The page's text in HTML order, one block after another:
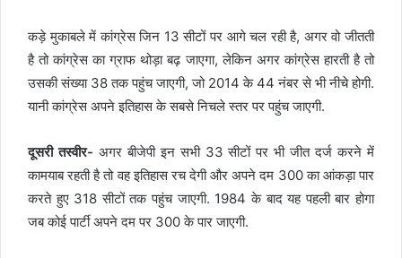
कड़े मुकाबले में कांग्रेस जिन 13 सीटों पर आगे चल रही है, अगर वो जीतती
है तो कांग्रेस का ग्राफ थोड़ा बढ़ जाएगा, लेकिन अगर कांग्रेस हारती है तो
उसकी संख्या 38 तक पहुंच जाएगी, जो 2014 के 44 नंबर से भी नीचे होगी.
यानी कांग्रेस अपने इतिहास के सबसे निचले स्तर पर पहुंच जाएगी.
दूसरी तस्वीर- अगर बीजेपी इन सभी 33 सीटों पर भी जीत दर्ज करने में
कामयाब रहती है तो वह इतिहास रच देगी और अपने दम 300 का आंकड़ा पार
करते हुए 318 सीटों तक पहुंच जाएगी. 1984 के बाद यह पहली बार होगा
जब कोई पार्टी अपने दम पर 300 के पार जाएगी.